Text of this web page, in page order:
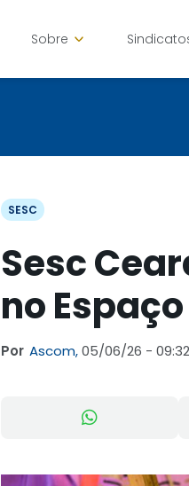
Sobre
SESC
Sesc
no
Por Ascom,05/06/26 - 09:32